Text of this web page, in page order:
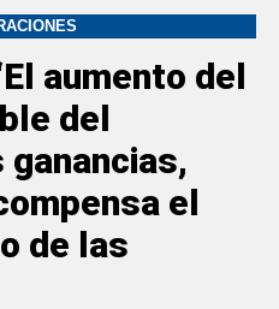
aumento del
del
el
de las